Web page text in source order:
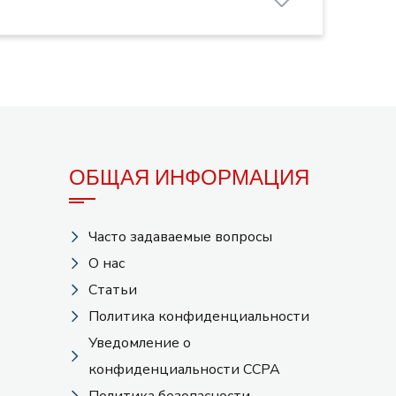
ОБЩАЯ ИНФОРМАЦИЯ
Часто задаваемые вопросы
О нас
Статьи
Политика конфиденциальности
Уведомление о
конфиденциальности CCPA